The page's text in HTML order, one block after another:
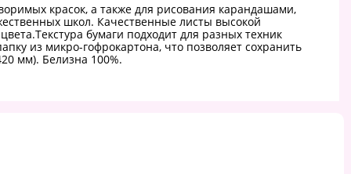
красок, а также для рисования карандашами,
школ. Качественные листы высокой
бумаги подходит для разных техник
из микро-гофрокартона, что позволяет сохранить
мм). Белизна 100%.